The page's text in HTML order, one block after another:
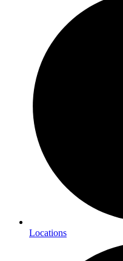
Locations